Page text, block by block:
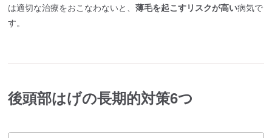
は適切な治療をおこなわないと、薄毛を起こすリスクが高い病気で
す。
後頭部はげの長期的対策6つ